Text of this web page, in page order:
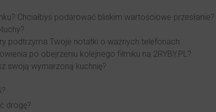
Chciałbyś podarować bliskim wartościowe przesłanie?
podtrzyma Twoje notatki o ważnych telefonach
po obejrzeniu kolejnego filmiku na 2RYBY.PL?
swoją wymarzoną kuchnię?
drogę?